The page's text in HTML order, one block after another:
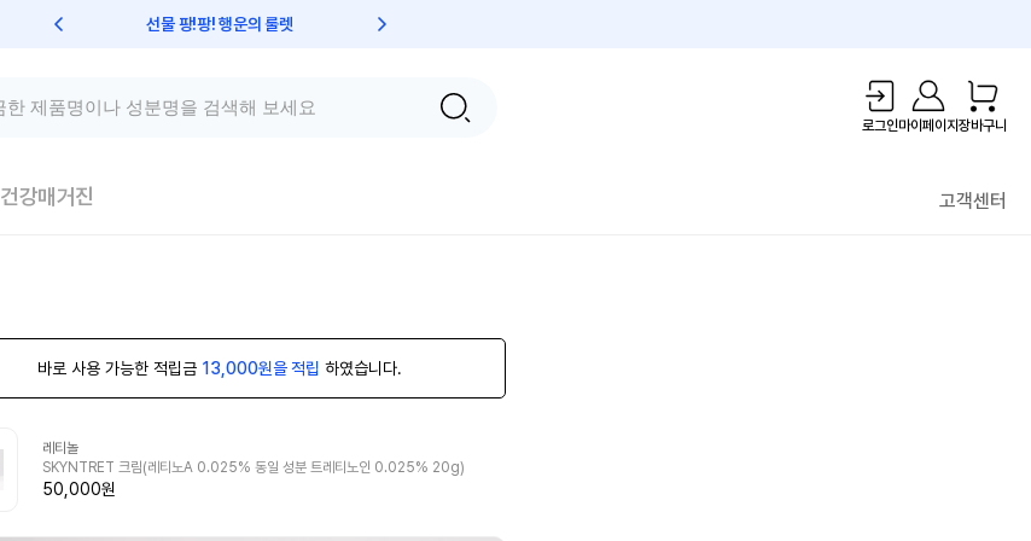
선물 팡!팡! 행운의 룰렛
로그인마이페이지장바구니
건강매거진 고객센터
바로 사용 가능한 적립금 13,000원을 적립 하였습니다.
레티놀
SKYNTRET 크림(레티노A 0.025% 동일 성분 트레티노인 0.025% 20g)
50,000원